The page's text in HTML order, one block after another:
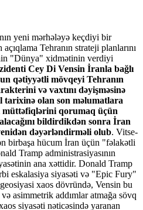
yeni mərhələyə keçdiyi bir
Tehranın strateji planlarını
"Dünya" xidmətinin verdiyi
Cey Di Vensin İranla bağlı
qətiyyətli mövqeyi Tehranın
və vaxtını dəyişməsinə
tarixinə olan son məlumatlara
müttəfiqlərini qorumaq üçün
bildirdikdən sonra İran
dəyərləndirməli olub. Vitse-
birbaşa hücum İran üçün "fəlakətli
Tramp administrasiyasının
ana xəttidir. Donald Tramp
eskalasiya siyasəti və "Epic Fury"
xaos dövründə, Vensin bu
asimmetrik addımlar atmağa sövq
siyasəti nəticəsində yaranan